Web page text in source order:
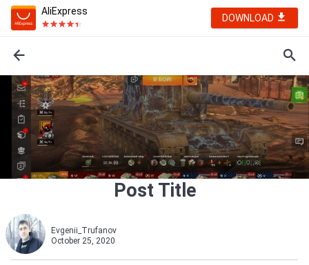
AliExpress
DOWNLOAD
Post Title
Evgenii_Trufanov
October 25, 2020